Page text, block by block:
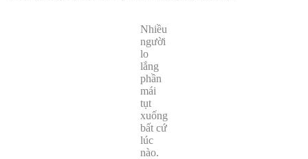
Nhiều
người
lo
lắng
phần
mái
tụt
xuống
bất cứ
lúc
nào.